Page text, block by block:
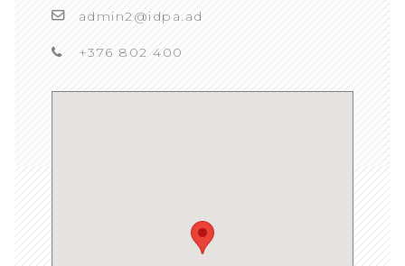
admin2@idpa.ad
+376 802 400